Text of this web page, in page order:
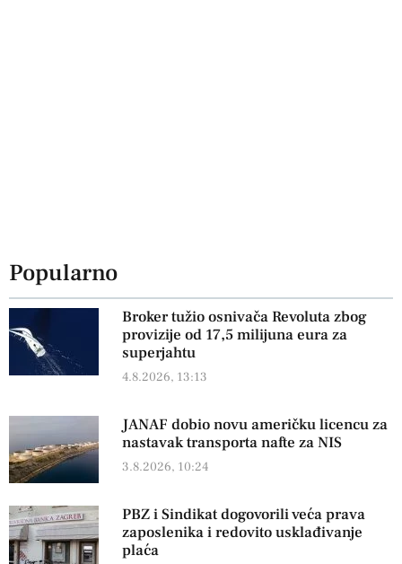
Popularno
Broker tužio osnivača Revoluta zbog
provizije od 17,5 milijuna eura za
superjahtu
4.8.2026, 13:13
JANAF dobio novu američku licencu za
nastavak transporta nafte za NIS
3.8.2026, 10:24
PBZ i Sindikat dogovorili veća prava
zaposlenika i redovito usklađivanje
plaća